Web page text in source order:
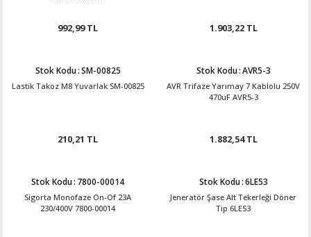
992,99 TL 1.903,22 TL
Stok Kodu:SM-00825
Lastik Takoz M8 Yuvarlak SM-00825
210,21 TL
Stok Kodu:AVR5-3
AVR Trifaze Yarımay 7 Kablolu 250V
470uF AVR5-3
1.882,54 TL
Stok Kodu: 7800-00014
Sigorta Monofaze On-Of 23A
230/400V 7800-00014
Stok Kodu:6LE53
Jeneratör Şase Alt Tekerleği Döner
Tip 6LE53